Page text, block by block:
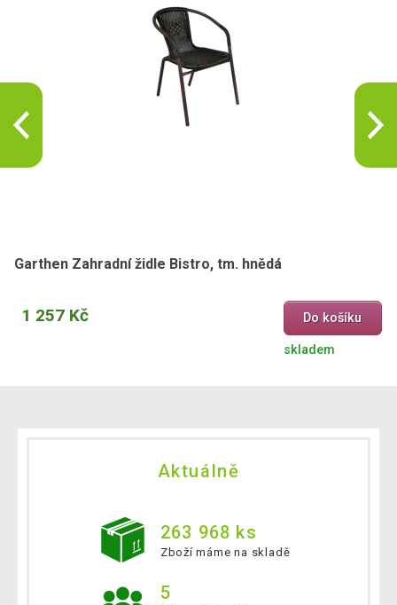
Garthen Zahradní židle Bistro, tm. hnědá
1 257 Kč Do košíku
skladem
Aktuálně
263 968 ks
Zboží máme na skladě
5